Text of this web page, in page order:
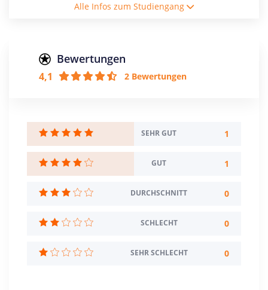
Vollzeitstudium
Master of Science
Regelstudienzeit
4 Semester
Sprache
Deutsch
Sommer- u. Wintersemester
Standort
Braunschweig >> Braunschweig
Alle Infos zum Studiengang
Bewertungen
4,1 2 Bewertungen
SEHR GUT 1
GUT 1
DURCHSCHNITT 0
SCHLECHT 0
SEHR SCHLECHT 0